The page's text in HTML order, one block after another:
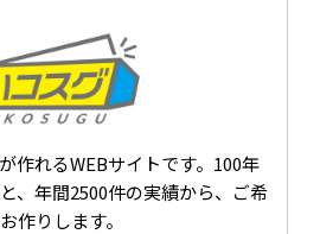
作れるWEBサイトです。100年
、年間2500件の実績から、ご希
作りします。